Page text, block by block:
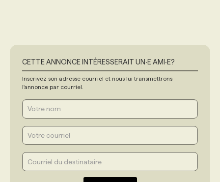
CETTE ANNONCE INTÉRESSERAIT UN‧E AMI‧E?
Inscrivez son adresse courriel et nous lui transmettrons
l'annonce par courriel.